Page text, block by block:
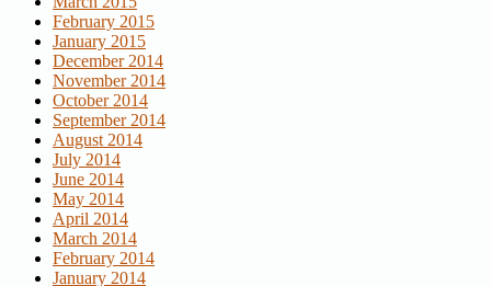
February 2015
January 2015
December 2014
November 2014
October 2014
September 2014
August 2014
July 2014
June 2014
May 2014
April 2014
March 2014
February 2014
January 2014